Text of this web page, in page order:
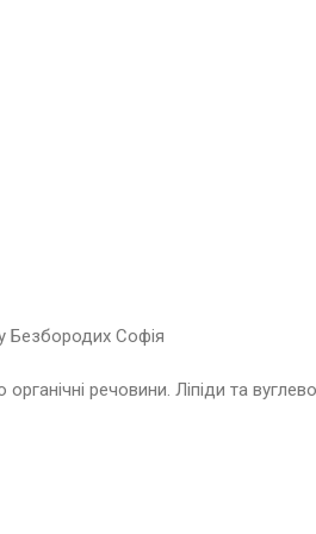
Безбородих Софія
речовини. Ліпіди та